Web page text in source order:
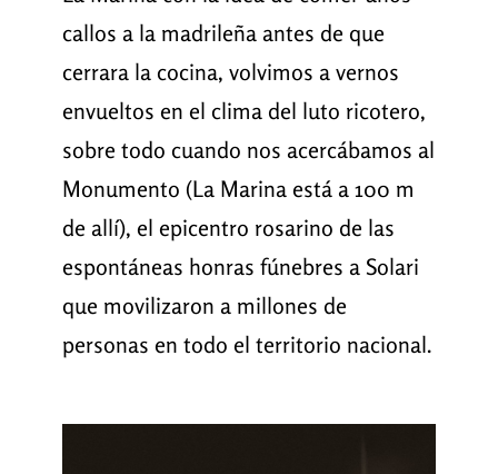
callos a la madrileña antes de que
cerrara la cocina, volvimos a vernos
envueltos en el clima del luto ricotero,
sobre todo cuando nos acercábamos al
Monumento (La Marina está a 100 m
de allí), el epicentro rosarino de las
espontáneas honras fúnebres a Solari
que movilizaron a millones de
personas en todo el territorio nacional.